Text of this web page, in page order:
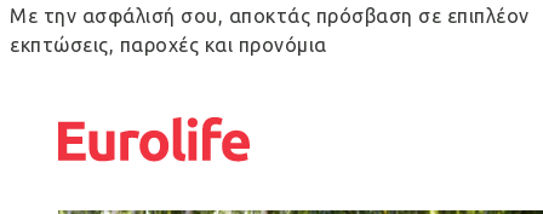
Με την ασφάλισή σου, αποκτάς πρόσβαση σε επιπλέον
εκπτώσεις, παροχές και προνόμια